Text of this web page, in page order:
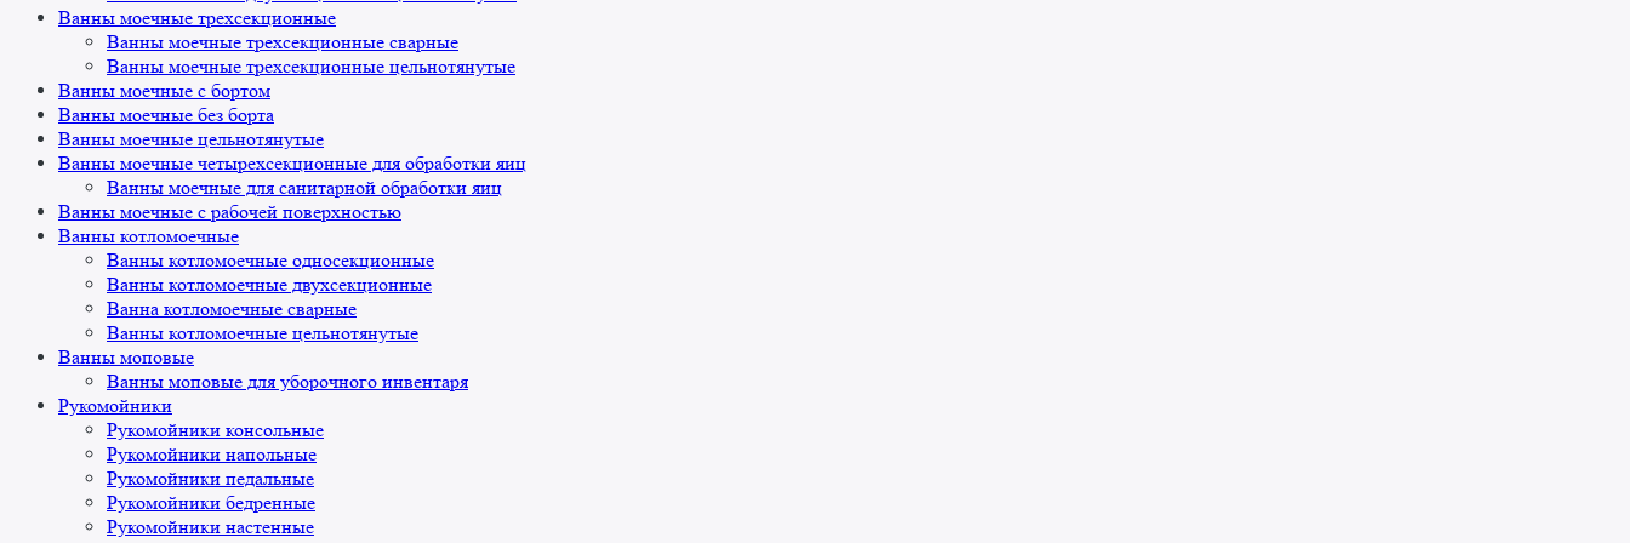
Ванны моечные трехсекционные
Ванны моечные трехсекционные сварные
Ванны моечные трехсекционные цельнотянутые
Ванны моечные с бортом
Ванны моечные без борта
Ванны моечные цельнотянутые
Ванны моечные четырехсекционные для обработки яиц
Ванны моечные для санитарной обработки яиц
Ванны моечные с рабочей поверхностью
Ванны котломоечные
Ванны котломоечные односекционные
Ванны котломоечные двухсекционные
Ванна котломоечные сварные
Ванны котломоечные цельнотянутые
Ванны моповые
Ванны моповые для уборочного инвентаря
Рукомойники
Рукомойники консольные
Рукомойники напольные
Рукомойники педальные
Рукомойники бедренные
Рукомойники настенные